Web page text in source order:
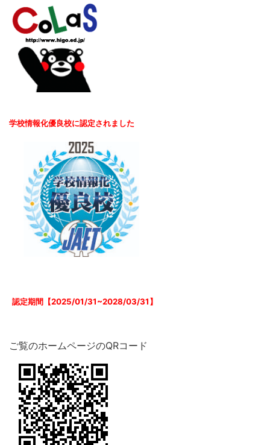
学校情報化優良校に認定されました
認定期間【2025/01/31~2028/03/31】
ご覧のホームページのQRコード